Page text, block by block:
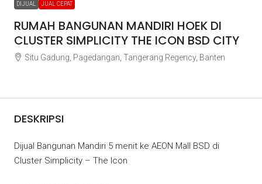
DIJUAL JUAL CEPAT
RUMAH BANGUNAN MANDIRI HOEK DI
CLUSTER SIMPLICITY THE ICON BSD CITY
Situ Gadung, Pagedangan, Tangerang Regency, Banten
DESKRIPSI
Dijual Bangunan Mandiri 5 menit ke AEON Mall BSD di
Cluster Simplicity – The Icon